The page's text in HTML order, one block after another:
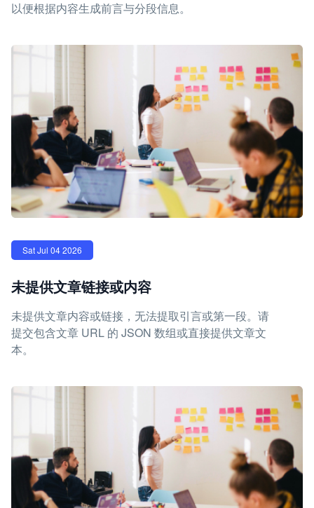
以便根据内容生成前言与分段信息。
Sat Jul 04 2026
未提供文章链接或内容
未提供文章内容或链接，无法提取引言或第一段。请
提交包含文章 URL 的 JSON 数组或直接提供文章文
本。